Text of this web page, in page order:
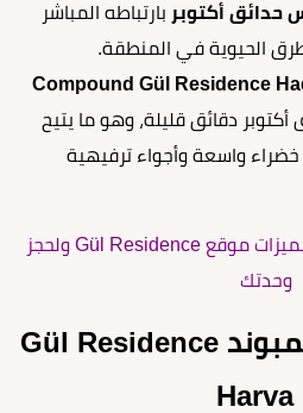
حدائق أكتوبر بارتباطه المباشر
الحيوية في المنطقة.
Compound Gül Residence
أكتوبر دقائق قليلة، وهو ما يتيح
خضراء واسعة وأجواء ترفيهية
تواصل معنا للتعرف على مميزات موقع Gül Residence ولحجز
وحدتك
تصميم مشروع كمبوند Gül Residence
حدائق أكتوبر من Harva